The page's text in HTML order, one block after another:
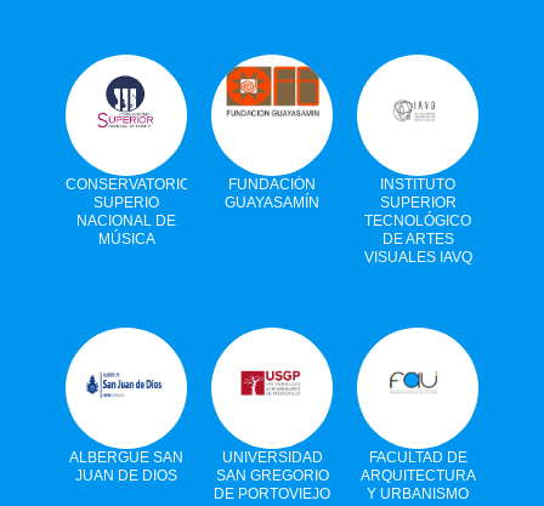
CONSERVATORIO
SUPERIO
NACIONAL DE
MÚSICA
FUNDACIÓN
GUAYASAMÍN
INSTITUTO
SUPERIOR
TECNOLÓGICO
DE ARTES
VISUALES IAVQ
ALBERGUE SAN
JUAN DE DIOS
UNIVERSIDAD
SAN GREGORIO
DE PORTOVIEJO
FACULTAD DE
ARQUITECTURA
Y URBANISMO